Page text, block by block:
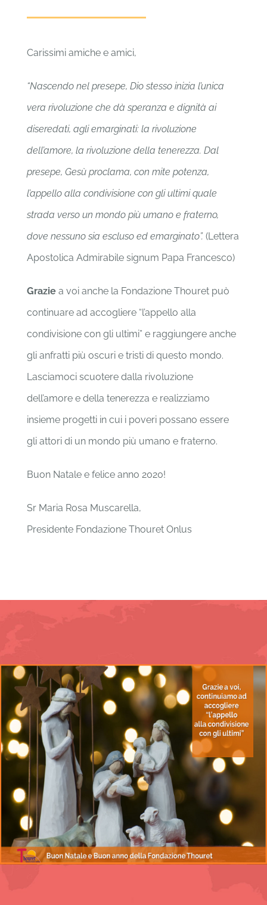
Carissimi amiche e amici,
“Nascendo nel presepe, Dio stesso inizia l’unica
vera rivoluzione che dà speranza e dignità ai
diseredati, agli emarginati: la rivoluzione
dell’amore, la rivoluzione della tenerezza. Dal
presepe, Gesù proclama, con mite potenza,
l’appello alla condivisione con gli ultimi quale
strada verso un mondo più umano e fraterno,
dove nessuno sia escluso ed emarginato”.(Lettera
Apostolica Admirabile signum Papa Francesco)
Graziea voi anche la Fondazione Thouret può
continuare ad accogliere “l’appello alla
condivisione con gli ultimi” e raggiungere anche
gli anfratti più oscuri e tristi di questo mondo.
Lasciamoci scuotere dalla rivoluzione
dell’amore e della tenerezza e realizziamo
insieme progetti in cui i poveri possano essere
gli attori di un mondo più umano e fraterno.
Buon Natale e felice anno 2020!
Sr Maria Rosa Muscarella,
Presidente Fondazione Thouret Onlus